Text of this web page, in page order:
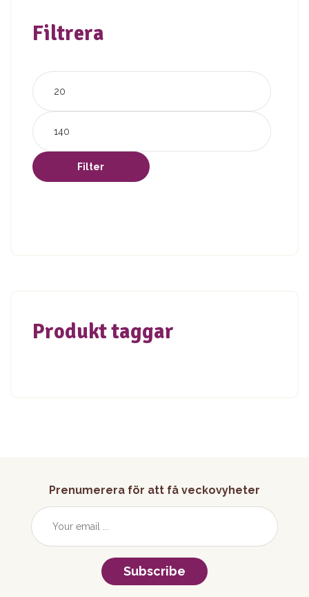
Filtrera
Filter
Produkt taggar
Prenumerera för att få veckovyheter
Subscribe